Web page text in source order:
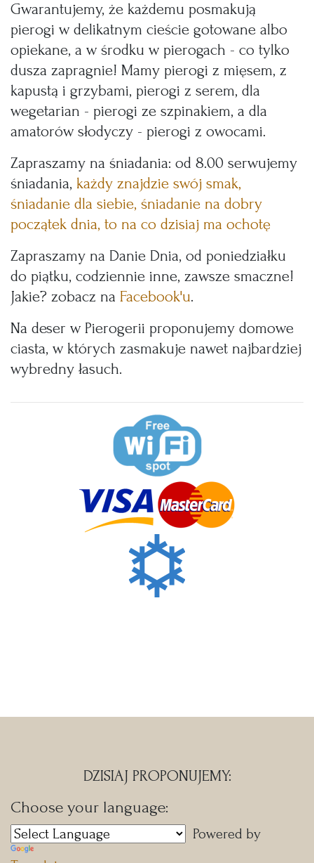
Gwarantujemy, że każdemu posmakują
pierogi w delikatnym cieście gotowane albo
opiekane, a w środku w pierogach - co tylko
dusza zapragnie! Mamy pierogi z mięsem, z
kapustą i grzybami, pierogi z serem, dla
wegetarian - pierogi ze szpinakiem, a dla
amatorów słodyczy - pierogi z owocami.
Zapraszamy na śniadania: od 8.00 serwujemy
śniadania, każdy znajdzie swój smak,
śniadanie dla siebie, śniadanie na dobry
początek dnia, to na co dzisiaj ma ochotę
Zapraszamy na Danie Dnia, od poniedziałku
do piątku, codziennie inne, zawsze smaczne!
Jakie? zobacz na Facebook'u.
Na deser w Pierogerii proponujemy domowe
ciasta, w których zasmakuje nawet najbardziej
wybredny łasuch.
DZISIAJ PROPONUJEMY:
Choose your language:
Powered by